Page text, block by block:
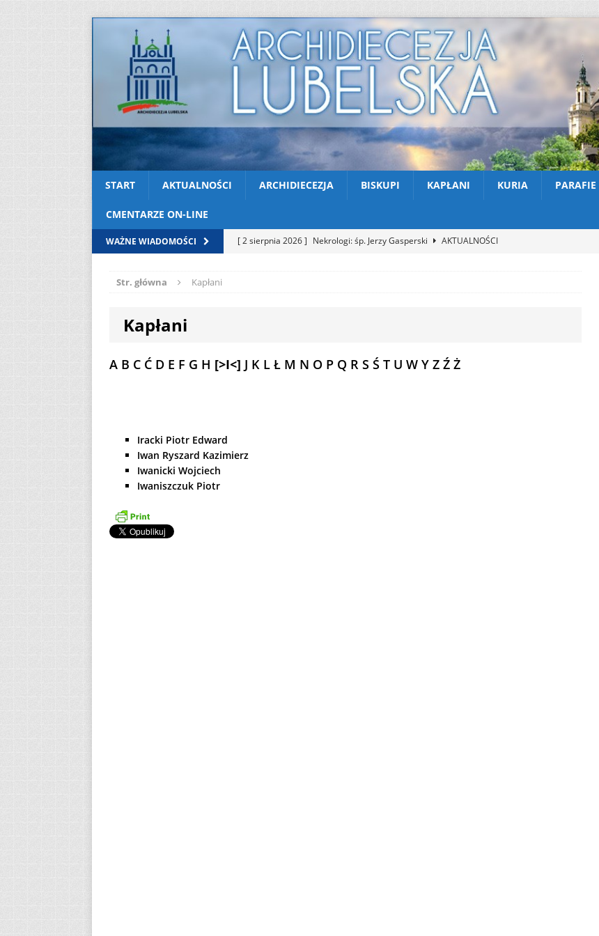
START AKTUALNOŚCI ARCHIDIECEZJA BISKUPI KAPŁANI KURIA PARAFIE
CMENTARZE ON-LINE
WAŻNE WIADOMOŚCI [ 2 sierpnia 2026 ] Nekrologi: śp. Jerzy Gasperski
AKTUALNOŚCI
[ 3 sierpnia 2026 ] Z Lublina wyruszyła 48. Piesza Pielgrzymka na Jasną Górę
Str. główna Kapłani
Kapłani
A B C Ć D E F G H [>I<] J K L Ł M N O P Q R S Ś T U W Y Z Ź Ż
Iracki Piotr Edward
Iwan Ryszard Kazimierz
Iwanicki Wojciech
Iwaniszczuk Piotr